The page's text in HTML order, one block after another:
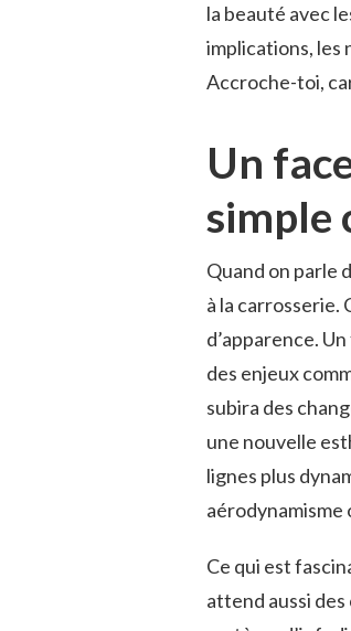
la beauté avec
implications, les
Accroche-toi,
Un
simple
Quand on parle
à la carrosserie.
d’apparence.
des enjeux
subira des
une nouvelle
lignes plus
Ce qui est
attend aussi